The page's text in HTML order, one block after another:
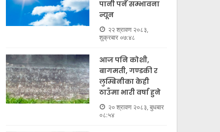
पानी पर्ने सम्भावना
न्यून
२२ श्रावण २०८३,
शुक्रबार ०७:४८
आज पनि कोशी,
बागमती, गण्डकी र
लुम्बिनीका केही
ठाउँमा भारी वर्षा हुने
२० श्रावण २०८३, बुधबार
०८:५४